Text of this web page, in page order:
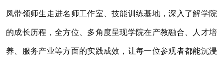
凤带领师生走进名师工作室、技能训练基地，深入了解学院
的成长历程，全方位、多角度呈现学院在产教融合、人才培
养、服务产业等方面的实践成效，让每一位参观者都能沉浸